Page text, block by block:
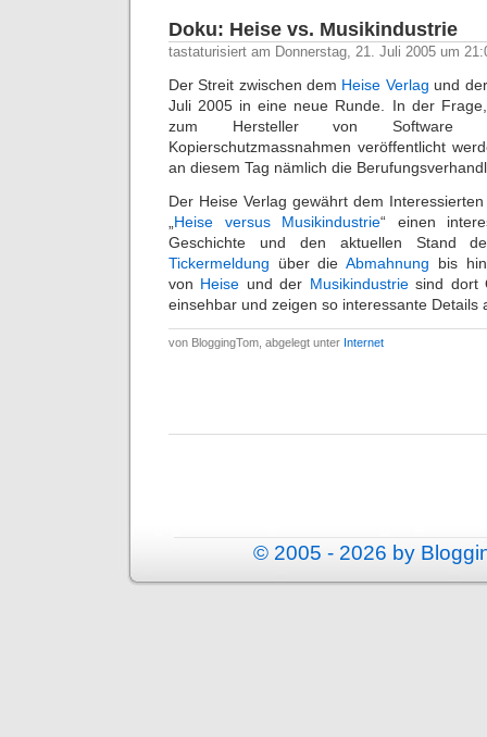
Doku: Heise vs. Musikindustrie
tastaturisiert am Donnerstag, 21. Juli 2005 um
Der Streit zwischen dem Heise Verlag und
Juli 2005 in eine neue Runde. In der
zum Hersteller von Software
Kopierschutzmassnahmen veröffentlicht
an diesem Tag nämlich die
Der Heise Verlag gewährt dem
Heise versus Musikindustrie“ einen
Geschichte und den aktuellen Stand
Tickermeldung über dieAbmahnung bis
von Heise und der Musikindustriesind dort
einsehbar und zeigen so interessante Details
von BloggingTom, abgelegt unter Internet
© 2005 - 2026 by